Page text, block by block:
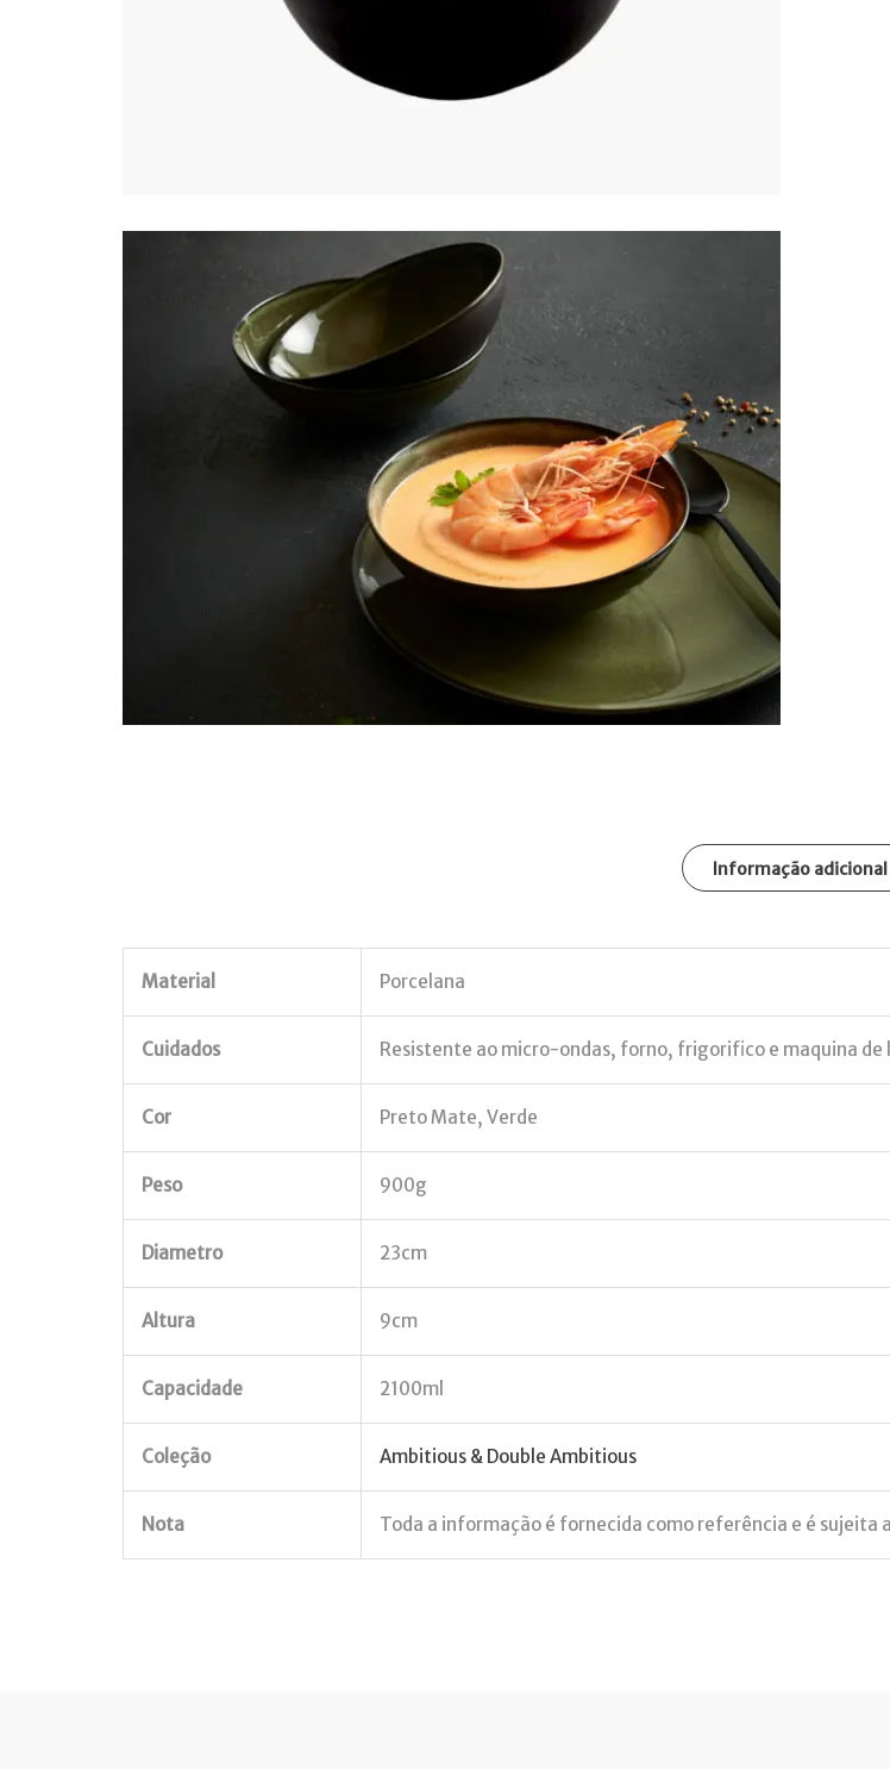
Informação adicional
Material Porcelana
Cuidados Resistente ao micro-ondas, forno, frigorifico e maquina de
Cor Preto Mate, Verde
Peso 900g
Diametro 23cm
Altura 9cm
Capacidade 2100ml
Coleção Ambitious & Double Ambitious
Nota Toda a informação é fornecida como referência e é sujeita